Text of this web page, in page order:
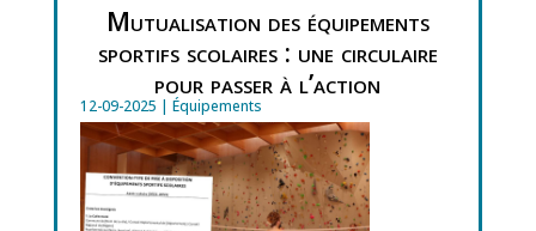
Mutualisation des équipements
sportifs scolaires : une circulaire
pour passer à l’action
12-09-2025 | Équipements